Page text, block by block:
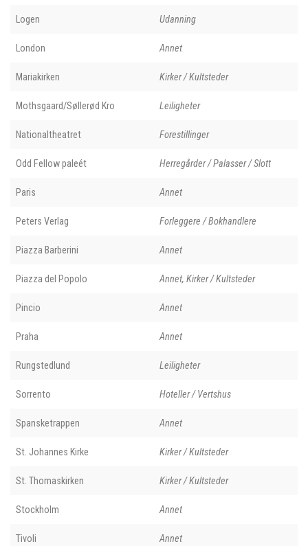
Logen Udanning
London Annet
Mariakirken Kirker / Kultsteder
Mothsgaard/Søllerød Kro Leiligheter
Nationaltheatret Forestillinger
Odd Fellow paleét Herregårder / Palasser / Slott
Paris Annet
Peters Verlag Forleggere / Bokhandlere
Piazza Barberini Annet
Piazza del Popolo Annet, Kirker / Kultsteder
Pincio Annet
Praha Annet
Rungstedlund Leiligheter
Sorrento Hoteller / Vertshus
Spansketrappen Annet
St. Johannes Kirke Kirker / Kultsteder
St. Thomaskirken Kirker / Kultsteder
Stockholm Annet
Tivoli Annet